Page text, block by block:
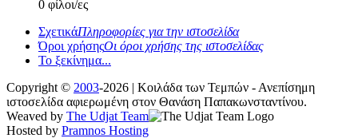
0 φίλοι/ες
ΣχετικάΠληροφορίες για την ιστοσελίδα
Όροι χρήσηςΟι όροι χρήσης της ιστοσελίδας
Το ξεκίνημα...
Copyright © 2003-2026 | Κοιλάδα των Τεμπών - Ανεπίσημη
ιστοσελίδα αφιερωμένη στον Θανάση Παπακωνσταντίνου.
Weaved by The Udjat Team
Hosted by Pramnos Hosting